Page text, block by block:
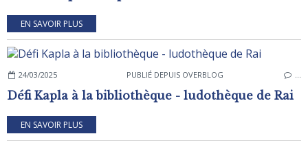
EN SAVOIR PLUS
24/03/2025 PUBLIÉ DEPUIS OVERBLOG
Défi Kapla à la bibliothèque - ludothèque de Rai
EN SAVOIR PLUS